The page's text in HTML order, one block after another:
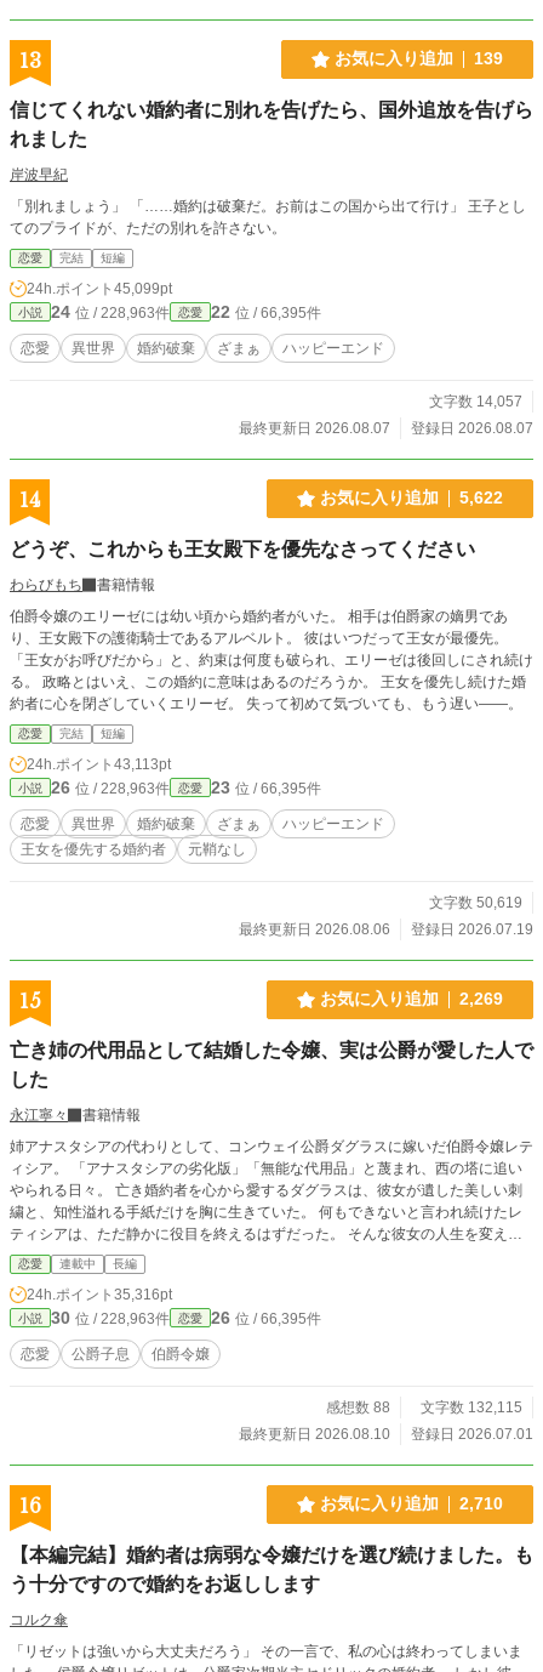
13 お気に入り追加 139
信じてくれない婚約者に別れを告げたら、国外追放を告げら
れました
岸波早紀
「別れましょう」 「……婚約は破棄だ。お前はこの国から出て行け」 王子とし
てのプライドが、ただの別れを許さない。
恋愛 完結 短編
24h.ポイント 45,099pt
小説 24 位 / 228,963件 恋愛 22 位 / 66,395件
恋愛 異世界 婚約破棄 ざまぁ ハッピーエンド
文字数 14,057
最終更新日 2026.08.07
登録日 2026.08.07
14 お気に入り追加 5,622
どうぞ、これからも王女殿下を優先なさってください
わらびもち
書籍情報
伯爵令嬢のエリーゼには幼い頃から婚約者がいた。 相手は伯爵家の嫡男であ
り、王女殿下の護衛騎士であるアルベルト。 彼はいつだって王女が最優先。
「王女がお呼びだから」と、約束は何度も破られ、エリーゼは後回しにされ続け
る。 政略とはいえ、この婚約に意味はあるのだろうか。 王女を優先し続けた婚
約者に心を閉ざしていくエリーゼ。 失って初めて気づいても、もう遅い――。
恋愛 完結 短編
24h.ポイント 43,113pt
小説 26 位 / 228,963件 恋愛 23 位 / 66,395件
恋愛 異世界 婚約破棄 ざまぁ
ハッピーエンド
王女を優先する婚約者
元鞘なし
文字数 50,619
最終更新日 2026.08.06
登録日 2026.07.19
15 お気に入り追加 2,269
亡き姉の代用品として結婚した令嬢、実は公爵が愛した人で
した
永江寧々
書籍情報
姉アナスタシアの代わりとして、コンウェイ公爵ダグラスに嫁いだ伯爵令嬢レテ
ィシア。 「アナスタシアの劣化版」「無能な代用品」と蔑まれ、西の塔に追い
やられる日々。 亡き婚約者を心から愛するダグラスは、彼女が遺した美しい刺
繍と、知性溢れる手紙だけを胸に生きていた。 何もできないと言われ続けたレ
ティシアは、ただ静かに役目を終えるはずだった。 そんな彼女の人生を変えた
のは、ダグラスの息子・ルシアン。 誰にも懐かなかった聡明な少年は、たった
一度の会話でレティシアの本質を見抜き、彼女の傍にいることを選ぶ。 「俺は
アンタが来たことで、これからの人生が良いものに変わると思ってる」 蔑まれ
ることに慣れた令嬢と、大人を見下す孤独な天才。 二人が築く絆は、やがて屋
敷を、そしてダグラス自身さえも変えていく。 だが、ダグラスが愛してやまな
いアナスタシアの面影には知らぬ秘密が隠されていて——
恋愛 連載中 長編
24h.ポイント 35,316pt
小説 30 位 / 228,963件 恋愛 26 位 / 66,395件
恋愛 公爵子息 伯爵令嬢
感想数 88
文字数 132,115
最終更新日 2026.08.10
登録日 2026.07.01
16 お気に入り追加 2,710
【本編完結】婚約者は病弱な令嬢だけを選び続けました。も
う十分ですので婚約をお返しします
コルク傘
「リゼットは強いから大丈夫だろう」 その一言で、私の心は終わってしまいま